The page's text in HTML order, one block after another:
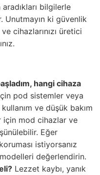
aradıkları bilgilerle
Unutmayın ki güvenlik
cihazlarınızı üretici
hangi cihaza
pod sistemler veya
ve düşük bakım
için mod cihazlar ve
Eğer
istiyorsanız
değerlendirin.
Lezzet kaybı, yanık